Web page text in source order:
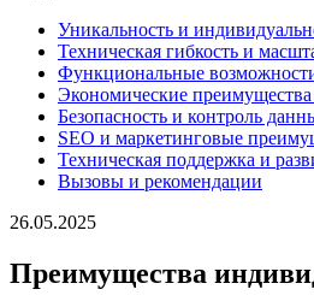
Уникальность и
Техническая гибкость и
Функциональные
Экономические
Безопасность и контроль
SEO и маркетинговые
Техническая поддержка и
Вызовы и рекомендации
26.05.2025
Преимущества